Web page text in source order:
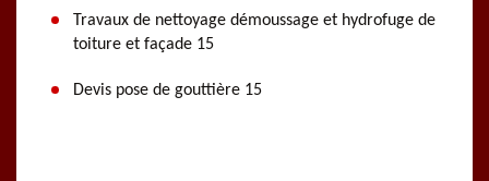
Travaux de nettoyage démoussage et hydrofuge de
toiture et façade 15
Devis pose de gouttière 15